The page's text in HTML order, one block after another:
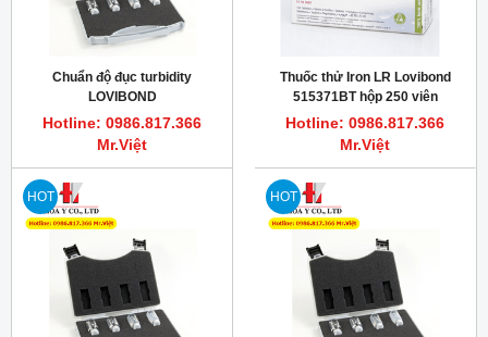
Chuẩn độ đục turbidity
LOVIBOND
Hotline: 0986.817.366
Mr.Việt
Thuốc thử Iron LR Lovibond
515371BT hộp 250 viên
Hotline: 0986.817.366
Mr.Việt
HOT HOT